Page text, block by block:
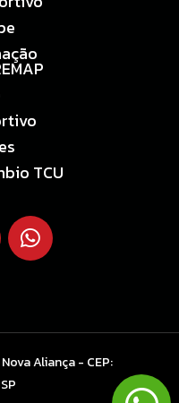
TCU
Aliança - CEP: